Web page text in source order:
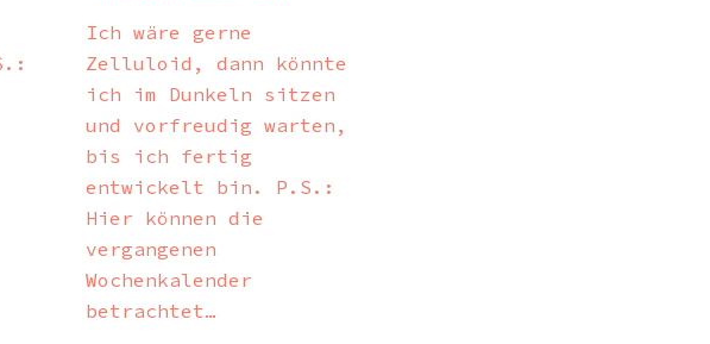
Ich wäre gerne
Zelluloid, dann könnte
ich im Dunkeln sitzen
und vorfreudig warten,
bis ich fertig
entwickelt bin. P.S.:
Hier können die
vergangenen
Wochenkalender
betrachtet…